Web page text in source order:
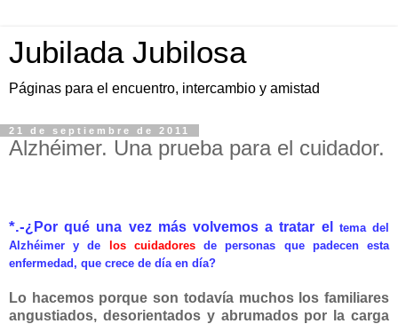
Jubilada Jubilosa
Páginas para el encuentro, intercambio y amistad
21 de septiembre de 2011
Alzhéimer. Una prueba para el cuidador.
*.-¿Por qué una vez más volvemos a tratar el
tema del
Alzhéimer y de
los cuidadoresde personas que padecen esta
enfermedad, que crece de día en día?
Lo hacemos porque son todavía muchos los familiares
angustiados, desorientados y abrumados por la carga